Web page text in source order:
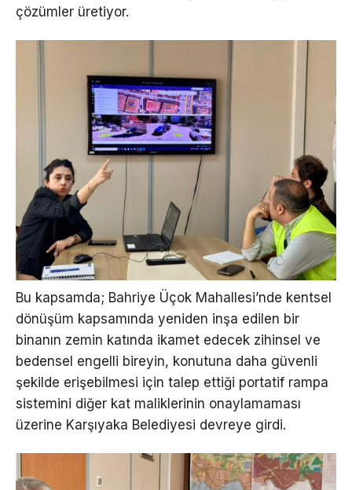
çözümler üretiyor.
Bu kapsamda; Bahriye Üçok Mahallesi’nde kentsel
dönüşüm kapsamında yeniden inşa edilen bir
binanın zemin katında ikamet edecek zihinsel ve
bedensel engelli bireyin, konutuna daha güvenli
şekilde erişebilmesi için talep ettiği portatif rampa
sistemini diğer kat maliklerinin onaylamaması
üzerine Karşıyaka Belediyesi devreye girdi.